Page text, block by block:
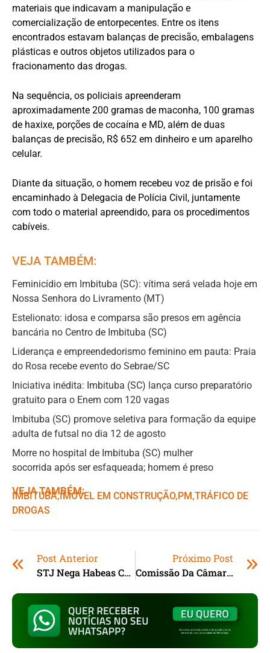
materiais que indicavam a manipulação e
comercialização de entorpecentes. Entre os itens
encontrados estavam balanças de precisão, embalagens
plásticas e outros objetos utilizados para o
fracionamento das drogas.
Na sequência, os policiais apreenderam
aproximadamente 200 gramas de maconha, 100 gramas
de haxixe, porções de cocaína e MD, além de duas
balanças de precisão, R$ 652 em dinheiro e um aparelho
celular.
Diante da situação, o homem recebeu voz de prisão e foi
encaminhado à Delegacia de Polícia Civil, juntamente
com todo o material apreendido, para os procedimentos
cabíveis.
VEJA TAMBÉM:
Feminicídio em Imbituba (SC): vítima será velada hoje em
Nossa Senhora do Livramento (MT)
Estelionato: idosa e comparsa são presos em agência
bancária no Centro de Imbituba (SC)
Liderança e empreendedorismo feminino em pauta: Praia
do Rosa recebe evento do Sebrae/SC
Iniciativa inédita: Imbituba (SC) lança curso preparatório
gratuito para o Enem com 120 vagas
Imbituba (SC) promove seletiva para formação da equipe
adulta de futsal no dia 12 de agosto
Morre no hospital de Imbituba (SC) mulher
socorrida após ser esfaqueada; homem é preso
VEJA TAMBÉM:
IMBITUBA,ㅤIMÓVEL EM CONSTRUÇÃO,ㅤPM,ㅤTRÁFICO DE
DROGAS
Post Anterior
STJ Nega Habeas Corpus De Deolane Bezerra; Influenciadora Completa 21 Dias Na Prisão
Próximo Post
Comissão Da Câmara Dos Deputados Aprova Redução Da Maioridade Penal Para 16 Anos